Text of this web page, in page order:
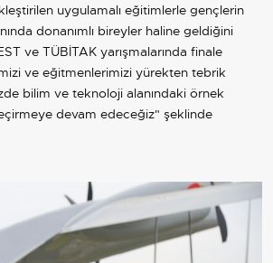
uygulamalı eğitimlerle gençlerin
donanımlı bireyler haline geldiğini
ve TÜBİTAK yarışmalarında finale
ve eğitmenlerimizi yürekten tebrik
bilim ve teknoloji alanındaki örnek
devam edeceğiz" şeklinde